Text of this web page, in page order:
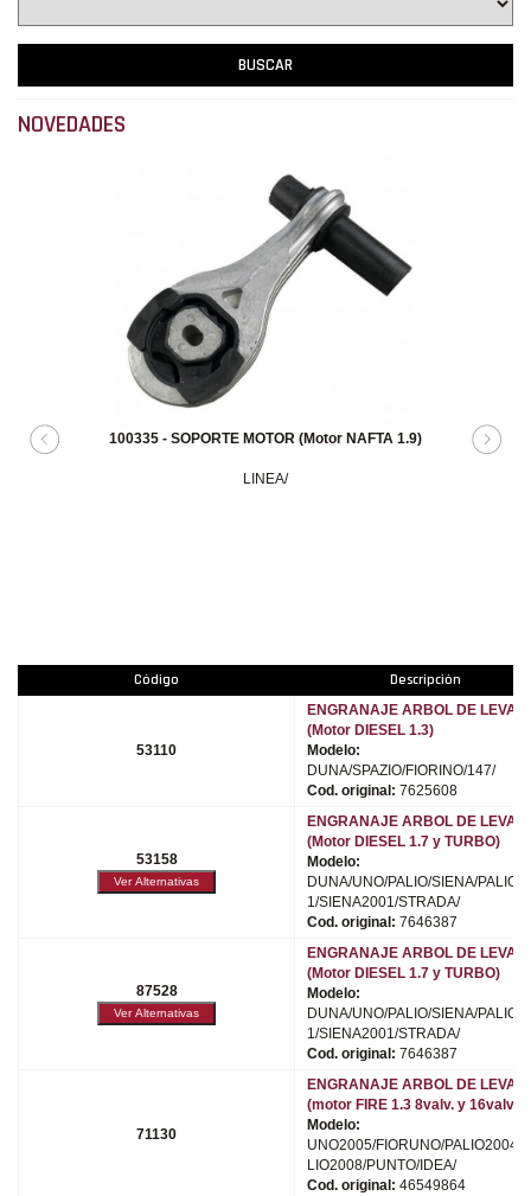
NOVEDADES
100335 - SOPORTE MOTOR (Motor NAFTA 1.9)
LINEA/
Código Descripción
53110
ENGRANAJE ARBOL DE LEVAS
(Motor DIESEL 1.3)
Modelo:
DUNA/SPAZIO/FIORINO/147/
Cod. original: 7625608
53158
ENGRANAJE ARBOL DE LEVAS
(Motor DIESEL 1.7 y TURBO)
Modelo:
DUNA/UNO/PALIO/SIENA/
1/SIENA2001/STRADA/
Cod. original: 7646387
87528
ENGRANAJE ARBOL DE LEVAS
(Motor DIESEL 1.7 y TURBO)
Modelo:
DUNA/UNO/PALIO/SIENA/
1/SIENA2001/STRADA/
Cod. original: 7646387
71130
ENGRANAJE ARBOL DE LEVAS
(motor FIRE 1.3 8valv. y 16valv.)
Modelo:
UNO2005/FIORUNO/PALIO2004/
LIO2008/PUNTO/IDEA/
Cod. original: 46549864